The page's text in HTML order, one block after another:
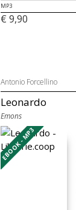
MP3
€ 9,90
Antonio Forcellino
Leonardo
Emons
EBOOK - MP3